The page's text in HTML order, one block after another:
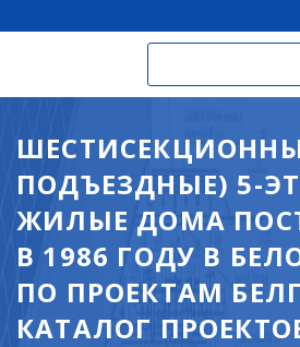
ПОДЪЕЗДНЫЕ) 5-
ЖИЛЫЕ ДОМА
В 1986 ГОДУ В
ПО ПРОЕКТАМ
КАТАЛОГ